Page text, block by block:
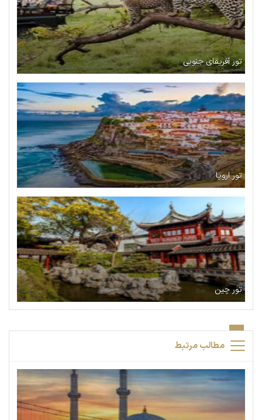
تور آفریقای جنوبی
تور اروپا
تور چین
مطالب مرتبط